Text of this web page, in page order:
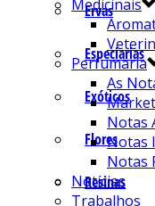
Ervas
Especiarias
Exóticos
Flores
Resinas
Medicinais
Perfumaria
As
Notas
Notas
Notas
Notícias
Trabalhos